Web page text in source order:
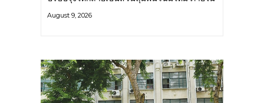
การให้บริการ รวมถึงกิจกรรมต่าง ๆ
August 9, 2026